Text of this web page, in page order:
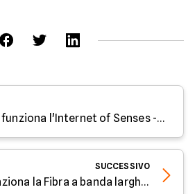
Cos'è e come funziona l'Internet of Senses - Parola all'Esperto di Facile.it
SUCCESSIVO
Cos'è e come funziona la Fibra a banda larghissima - Parola all'Esperto di Facile.it